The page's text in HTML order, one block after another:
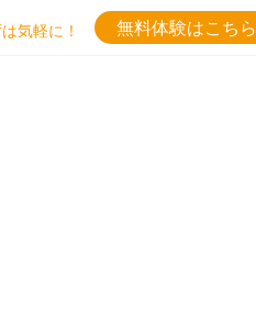
気軽に！ 無料体験はこちら